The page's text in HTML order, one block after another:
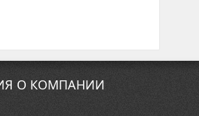
О КОМПАНИИ